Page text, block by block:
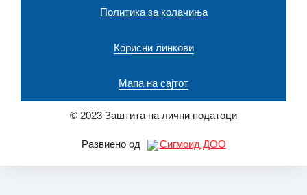
Политика за колачиња
Корисни линкови
Мапа на сајтот
© 2023 Заштита на лични податоци
Развиено од Сигмоид ДОО